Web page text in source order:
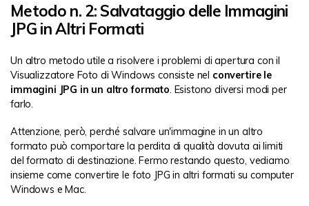
Metodo n. 2: Salvataggio delle Immagini
JPG in Altri Formati
Un altro metodo utile a risolvere i problemi di apertura con il
Visualizzatore Foto di Windows consiste nel convertire le
immagini JPG in un altro formato. Esistono diversi modi per
farlo.
Attenzione, però, perché salvare un'immagine in un altro
formato può comportare la perdita di qualità dovuta ai limiti
del formato di destinazione. Fermo restando questo, vediamo
insieme come convertire le foto JPG in altri formati su computer
Windows e Mac.